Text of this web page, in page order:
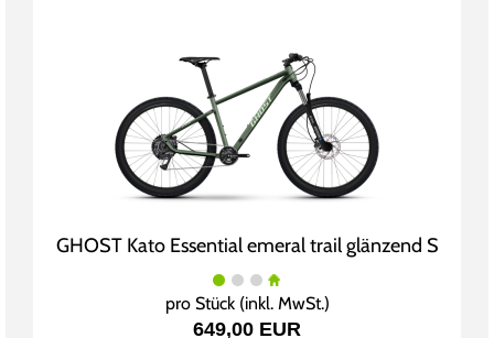
GHOST Kato Essential emeral trail glänzend S
pro Stück (inkl. MwSt.)
649,00 EUR